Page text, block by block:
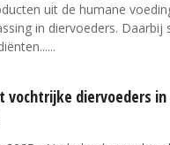
uit de humane
in diervoeders.
vochtrijke diervoeders